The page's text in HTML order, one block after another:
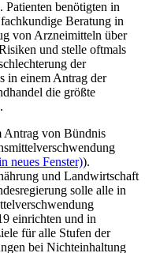
benötigten in
Beratung in
von Arzneimitteln über
und stelle oftmals
der
in einem Antrag der
die größte
Antrag von Bündnis
neues Fenster)).
und Landwirtschaft
solle alle in
einrichten und in
für alle Stufen der
bei Nichteinhaltung